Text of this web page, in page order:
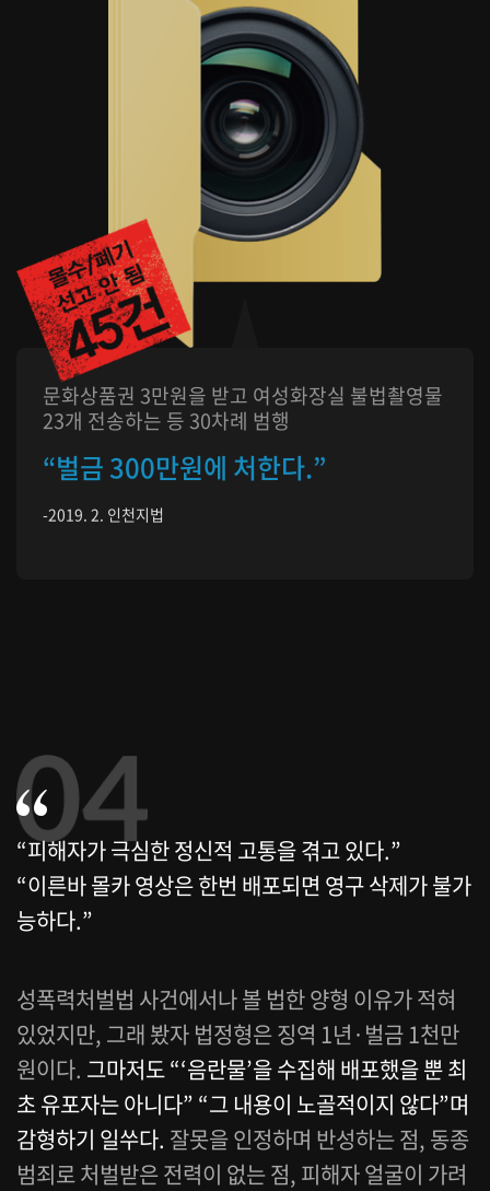
문화상품권 3만원을 받고 여성화장실 불법촬영물
23개 전송하는 등 30차례 범행
“벌금 300만원에 처한다.”
-2019. 2. 인천지법
“피해자가 극심한 정신적 고통을 겪고 있다.”
“이른바 몰카 영상은 한번 배포되면 영구 삭제가 불가
능하다.”
성폭력처벌법 사건에서나 볼 법한 양형 이유가 적혀
있었지만, 그래 봤자 법정형은 징역 1년·벌금 1천만
원이다. 그마저도 “‘음란물’을 수집해 배포했을 뿐 최
초 유포자는 아니다” “그 내용이 노골적이지 않다”며
감형하기 일쑤다. 잘못을 인정하며 반성하는 점, 동종
범죄로 처벌받은 전력이 없는 점, 피해자 얼굴이 가려